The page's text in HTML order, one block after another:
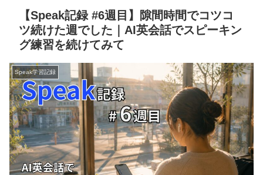
【Speak記録 #6週目】隙間時間でコツコ
ツ続けた週でした｜AI英会話でスピーキン
グ練習を続けてみて
Speak学習記録